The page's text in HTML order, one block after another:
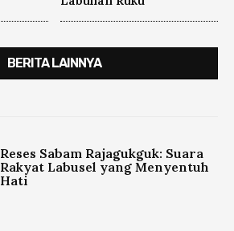
BERITA LAINNYA
Reses Sabam Rajagukguk: Suara
Rakyat Labusel yang Menyentuh
Hati